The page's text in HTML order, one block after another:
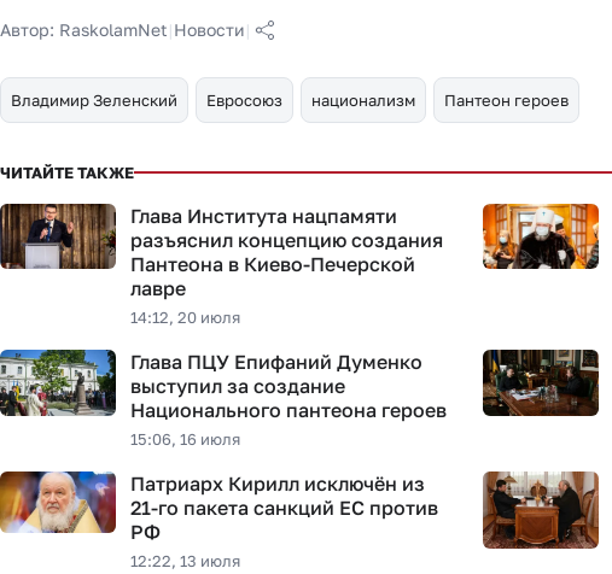
Автор: RaskolamNet|Новости|
Владимир Зеленский Евросоюз национализм Пантеон героев
ЧИТАЙТЕ ТАКЖЕ
Глава Института нацпамяти
разъяснил концепцию создания
Пантеона в Киево-Печерской
лавре
14:12, 20 июля
Глава ПЦУ Епифаний Думенко
выступил за создание
Национального пантеона героев
15:06, 16 июля
Патриарх Кирилл исключён из
21-го пакета санкций ЕС против
РФ
12:22, 13 июля